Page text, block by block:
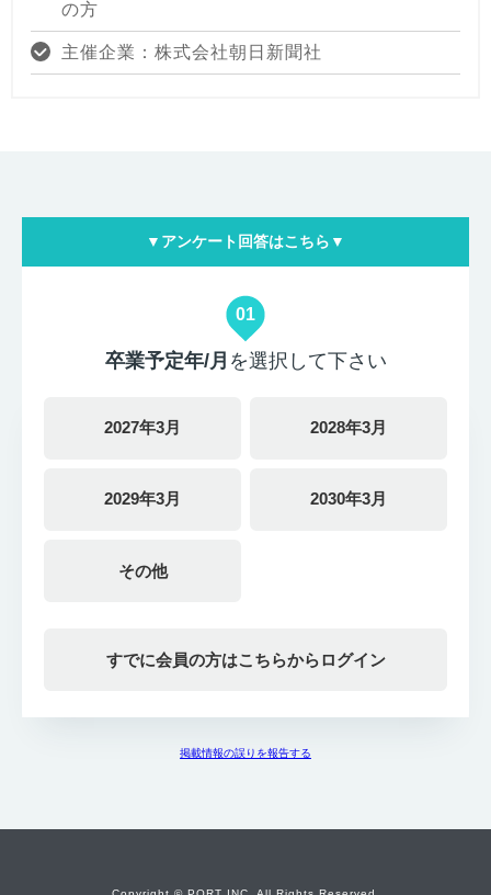
の方
主催企業：株式会社朝日新聞社
▼アンケート回答はこちら▼
01
卒業予定年/月 を選択して下さい
2027年3月 2028年3月
2029年3月 2030年3月
その他
すでに会員の方はこちらからログイン
掲載情報の誤りを報告する